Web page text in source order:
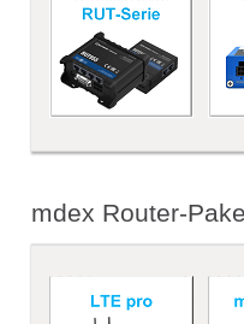
mdex Router-